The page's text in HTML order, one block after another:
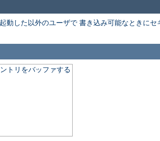
動した以外のユーザで 書き込み可能なときに
トリをバッファする